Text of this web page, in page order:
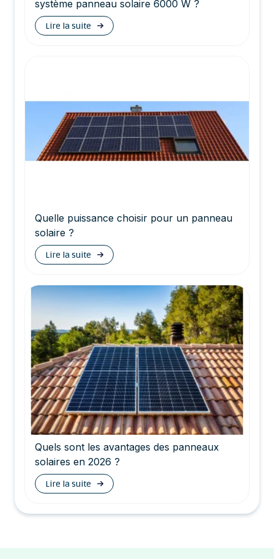
système panneau solaire 6000 W ?
Lire la suite
Quelle puissance choisir pour un panneau
solaire ?
Lire la suite
Quels sont les avantages des panneaux
solaires en 2026 ?
Lire la suite